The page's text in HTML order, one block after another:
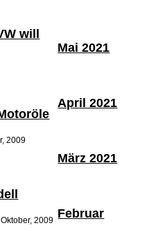
will
2009
2009
Mai 2021
April 2021
März 2021
Februar